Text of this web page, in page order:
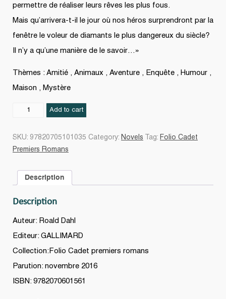
permettre de réaliser leurs rêves les plus fous.
Mais qu’arrivera-t-il le jour où nos héros surprendront par la
fenêtre le voleur de diamants le plus dangereux du siècle?
Il n’y a qu’une manière de le savoir…»
Thèmes : Amitié , Animaux , Aventure , Enquête , Humour ,
Maison , Mystère
quantity
Add to cart
SKU: 97820705101035 Category: Novels Tag: Folio Cadet
Premiers Romans
Description
Description
Auteur: Roald Dahl
Editeur: GALLIMARD
Collection:Folio Cadet premiers romans
Parution: novembre 2016
ISBN: 9782070601561